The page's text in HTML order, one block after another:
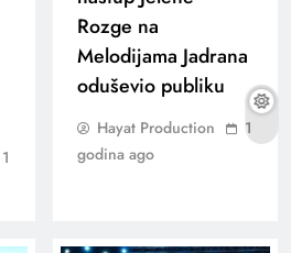
1
Rozge na
Melodijama Jadrana
oduševio publiku
Hayat Production
1
godina ago